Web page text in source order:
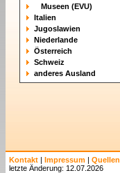
Museen (EVU)
Italien
Jugoslawien
Niederlande
Österreich
Schweiz
anderes Ausland
Kontakt | Impressum | Quellen
letzte Änderung: 12.07.2026